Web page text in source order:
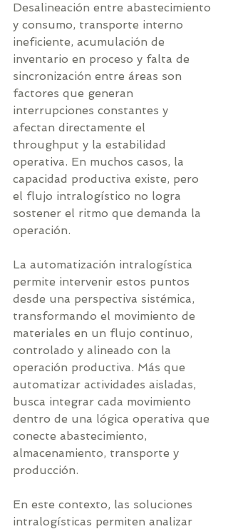
Desalineación entre abastecimiento
y consumo, transporte interno
ineficiente, acumulación de
inventario en proceso y falta de
sincronización entre áreas son
factores que generan
interrupciones constantes y
afectan directamente el
throughput y la estabilidad
operativa. En muchos casos, la
capacidad productiva existe, pero
el flujo intralogístico no logra
sostener el ritmo que demanda la
operación.
La automatización intralogística
permite intervenir estos puntos
desde una perspectiva sistémica,
transformando el movimiento de
materiales en un flujo continuo,
controlado y alineado con la
operación productiva. Más que
automatizar actividades aisladas,
busca integrar cada movimiento
dentro de una lógica operativa que
conecte abastecimiento,
almacenamiento, transporte y
producción.
En este contexto, las soluciones
intralogísticas permiten analizar